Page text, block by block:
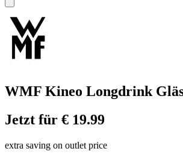
WMF Kineo Longdrink
Jetzt für € 19.99
extra saving on outlet price